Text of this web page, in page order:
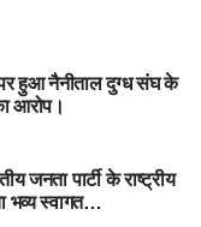
हुआ नैनीताल दुग्ध संघ के
आरोप।
जनता पार्टी के राष्ट्रीय
भव्य स्वागत…